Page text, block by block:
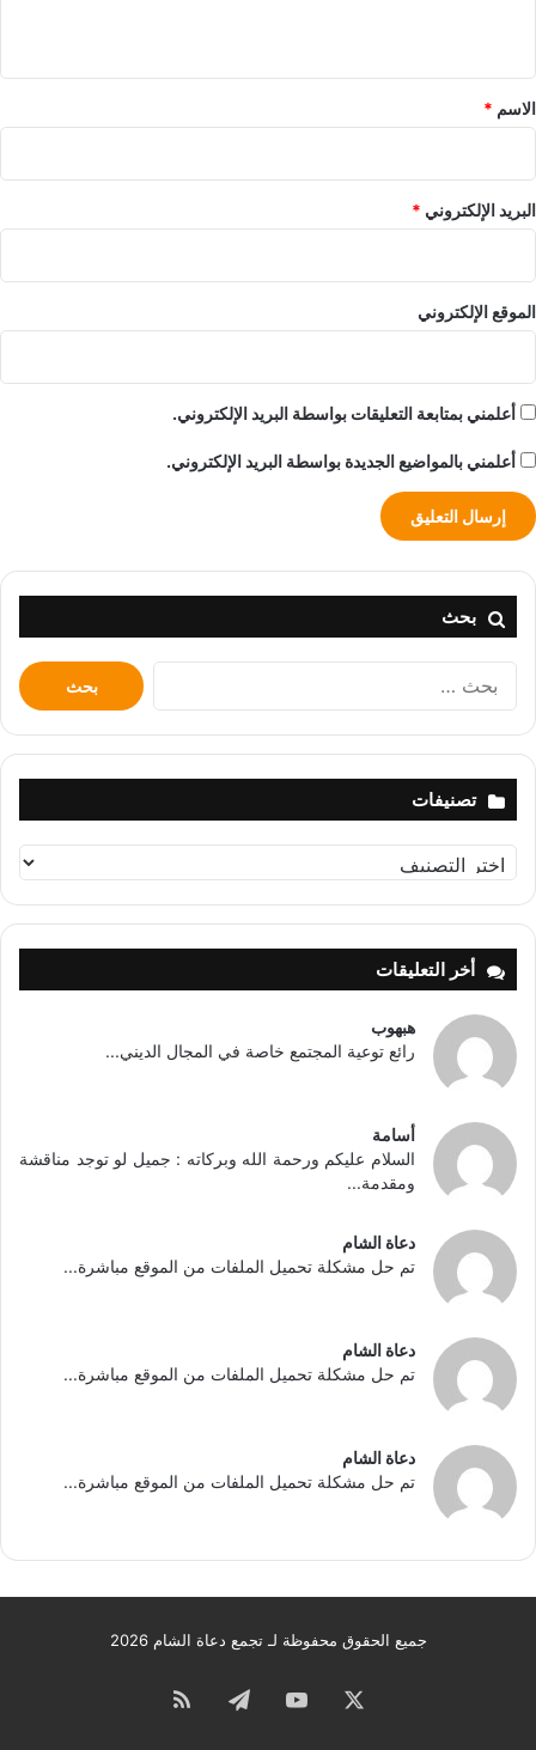
*
الاسم *
البريد الإلكتروني *
الموقع الإلكتروني
أعلمني بمتابعة التعليقات بواسطة البريد الإلكتروني.
أعلمني بالمواضيع الجديدة بواسطة البريد الإلكتروني.
بحث
البحث
عن:
تصنيفات
تصنيفات
أخر التعليقات
هبهوب
رائع توعية المجتمع خاصة في المجال الديني...
أسامة
السلام عليكم ورحمة الله وبركاته : جميل لو توجد مناقشة
ومقدمة...
دعاة الشام
تم حل مشكلة تحميل الملفات من الموقع مباشرة...
دعاة الشام
تم حل مشكلة تحميل الملفات من الموقع مباشرة...
دعاة الشام
تم حل مشكلة تحميل الملفات من الموقع مباشرة...
جميع الحقوق محفوظة لـ تجمع دعاة الشام 2026
‫YouTubeتيلقرامملخص